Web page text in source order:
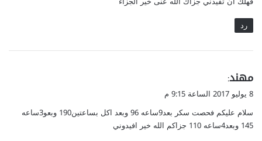
رد
ي
ق
ل
مهند:
8 يوليو 2017 الساعة 9:15 م
سلام عليكم فحصت سكر بعد9ساعه 96 وبعد اكل بساعتين190 وبعو3ساعه
145 وبعد4ساعه 110 جزاكم الله خير افيدوني